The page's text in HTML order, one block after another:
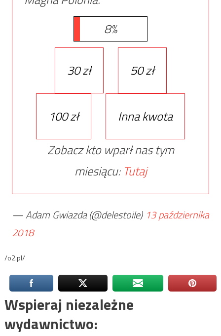
8%
30 zł 50 zł
100 zł
Inna kwota
Zobacz kto wparł nas tym
miesiącu: Tutaj
— Adam Gwiazda (@delestoile) 13 października
2018
/o2.pl/
Wspieraj niezależne
wydawnictwo: